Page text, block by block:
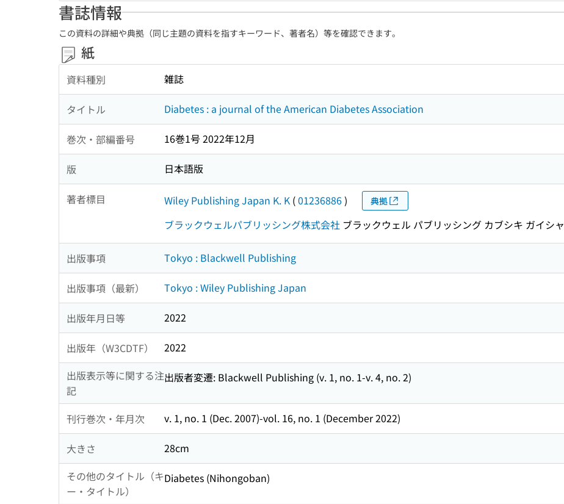
書誌情報
この資料の詳細や典拠（同じ主題の資料を指すキーワード、著者名）等を確認できます。
紙
資料種別 雑誌
タイトル Diabetes : a journal of the American Diabetes Association
巻次・部編番号 16巻1号 2022年12月
版 日本語版
著者標目 Wiley Publishing Japan K. K (01236886) 典拠
ブラックウェルパブリッシング株式会社 ブラックウェル パブリッシング カブシキ ガイシャ
出版事項 Tokyo : Blackwell Publishing
出版事項（最新） Tokyo : Wiley Publishing Japan
出版年月日等 2022
出版年（W3CDTF）
2022
出版表示等に関する注
記
出版者変遷: Blackwell Publishing (v. 1, no. 1-v. 4, no. 2)
刊行巻次・年月次 v. 1, no. 1 (Dec. 2007)-vol. 16, no. 1 (December 2022)
大きさ
28cm
その他のタイトル（キ
ー・タイトル）
Diabetes (Nihongoban)